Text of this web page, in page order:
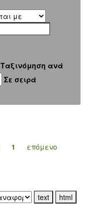
Ταξινόμηση ανά
Σε σειρά
1 επόμενο